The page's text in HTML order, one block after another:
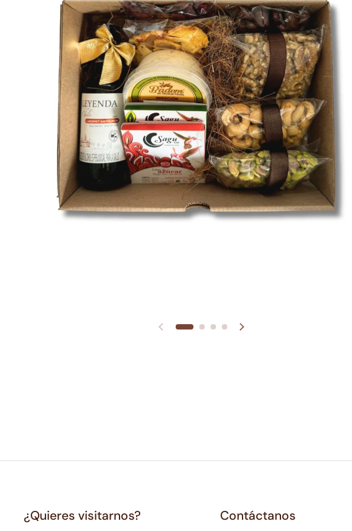
¿Quieres visitarnos? Contáctanos